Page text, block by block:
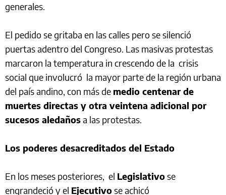
generales.
El pedido se gritaba en las calles pero se silenció
puertas adentro del Congreso. Las masivas protestas
marcaron la temperatura in crescendo de la crisis
social que involucró la mayor parte de la región urbana
del país andino, con más de medio centenar de
muertes directas y otra veintena adicional por
sucesos aledañosa las protestas.
Los poderes desacreditados del Estado
En los meses posteriores, el Legislativose
engrandeció y el Ejecutivose achicó